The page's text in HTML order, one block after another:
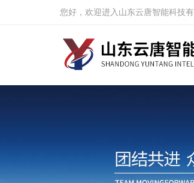
您好，欢迎进入山东云唐智能科技有